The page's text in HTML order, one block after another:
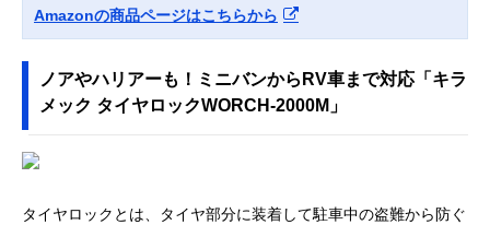
Amazonの商品ページはこちらから
ノアやハリアーも！ミニバンからRV車まで対応「キラ
メック タイヤロックWORCH-2000M」
タイヤロックとは、タイヤ部分に装着して駐車中の盗難から防ぐ